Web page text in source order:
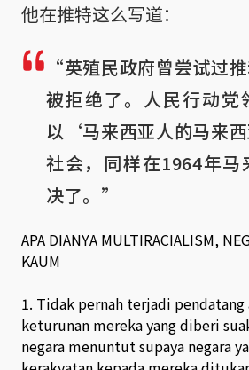
他在推特这么写道：
“英殖民政府曾尝试过
被拒绝了。人民行动党
以‘马来西亚人的马来
社会，同样在1964年马
决了。”
APA DIANYA MULTIRACIALISM,
KAUM
1. Tidak pernah terjadi pendatang
keturunan mereka yang diberi
negara menuntut supaya negara